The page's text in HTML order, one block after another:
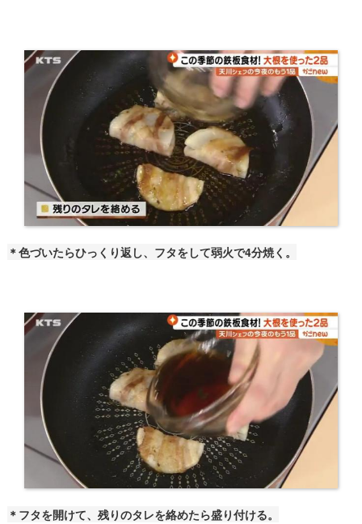
＊色づいたらひっくり返し、フタをして弱火で4分焼く。
＊フタを開けて、残りのタレを絡めたら盛り付ける。